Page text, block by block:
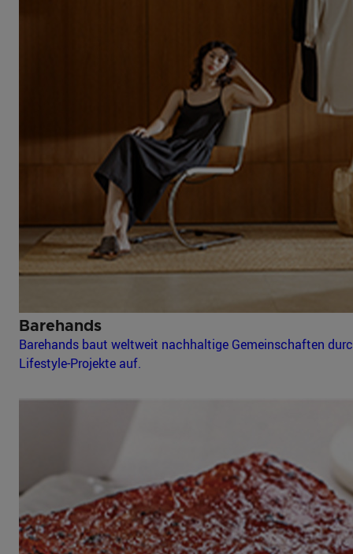
Barehands
Barehands baut weltweit nachhaltige Gemeinschaften
Lifestyle-Projekte auf.